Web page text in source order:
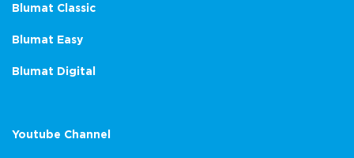
Blumat Classic
Blumat Easy
Blumat Digital
Youtube Channel